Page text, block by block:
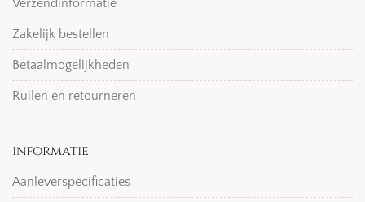
Verzendinformatie
Zakelijk bestellen
Betaalmogelijkheden
Ruilen en retourneren
informatie
Aanleverspecificaties